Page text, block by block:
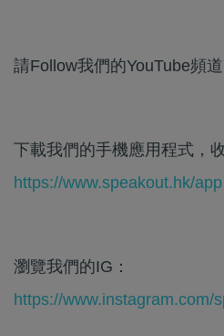
請Follow我們的YouTube頻道
下載我們的手機應用程式，
https://www.speakout.hk/app
瀏覽我們的IG：
https://www.instagram.com/